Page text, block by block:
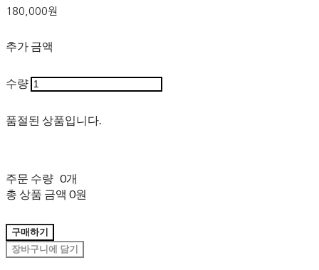
180,000원
추가 금액
수량
품절된 상품입니다.
주문 수량 0개
총 상품 금액 0원
구매하기
장바구니에 담기